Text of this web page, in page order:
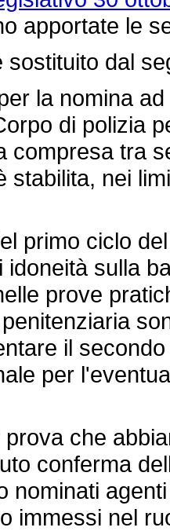
apportate le
dal
la nomina ad
di polizia
compresa tra
stabilita, nei
primo ciclo
idoneità sulla
prove
il
per
che
conferma
nominati
immessi nel